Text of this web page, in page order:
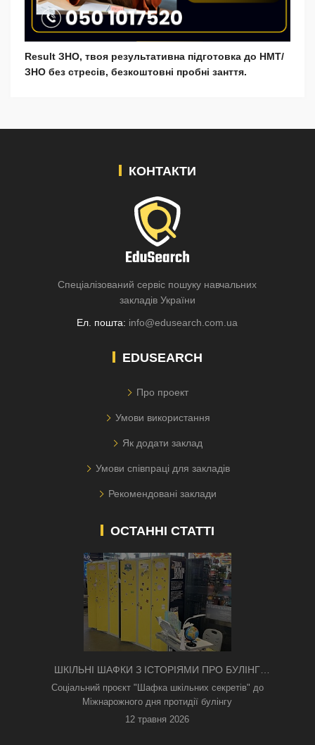
Result ЗНО, твоя результативна підготовка до НМТ/
ЗНО без стресів, безкоштовні пробні занття.
КОНТАКТИ
Спеціалізований сервіс пошуку навчальних
закладів України
Ел. пошта: info@edusearch.com.ua
EDUSEARCH
Про проект
Умови використання
Як додати заклад
Умови співпраці для закладів
Рекомендовані заклади
ОСТАННІ СТАТТІ
ШКІЛЬНІ ШАФКИ З ІСТОРІЯМИ ПРО БУЛІНГ
З'ЯВИЛИСЯ В КИЄВІ
Соціальний проєкт "Шафка шкільних секретів" до
Міжнарожного дня протидії булінгу
12 травня 2026